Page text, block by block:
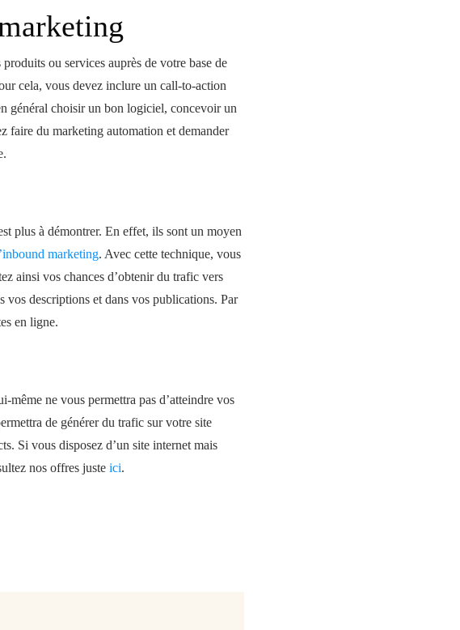
ou services auprès de votre base de
cela, vous devez inclure un call-to-action
général choisir un bon logiciel, concevoir un
faire du marketing automation et demander
plus à démontrer. En effet, ils sont un moyen
marketing. Avec cette technique, vous
ainsi vos chances d’obtenir du trafic vers
descriptions et dans vos publications. Par
en ligne.
ne vous permettra pas d’atteindre vos
de générer du trafic sur votre site
Si vous disposez d’un site internet mais
nos offres juste ici.